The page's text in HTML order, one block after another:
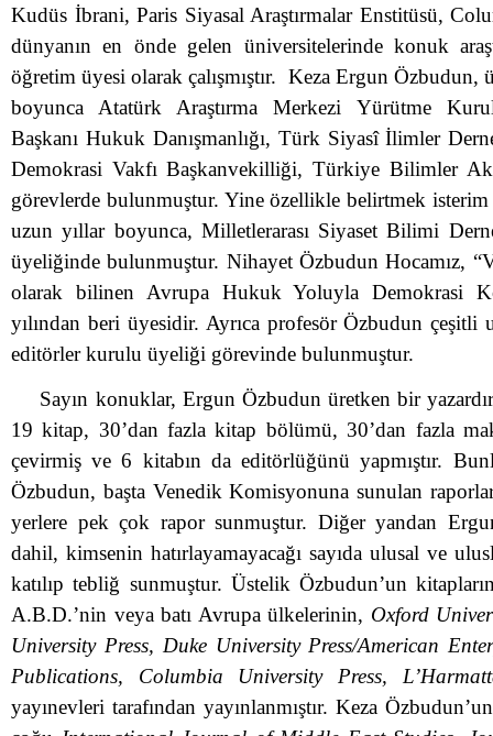
Kudüs İbrani, Paris Siyasal Araştırmalar Enstitüsü,
dünyanın en önde gelen üniversitelerinde konuk
öğretim üyesi olarak çalışmıştır. Keza Ergun Özbudun,
boyunca Atatürk Araştırma Merkezi Yürütme
Başkanı Hukuk Danışmanlığı, Türk Siyasî İlimler
Demokrasi Vakfı Başkanvekilliği, Türkiye Bilimler
görevlerde bulunmuştur. Yine özellikle belirtmek
uzun yıllar boyunca, Milletlerarası Siyaset Bilimi
üyeliğinde bulunmuştur. Nihayet Özbudun Hocamız,
olarak bilinen Avrupa Hukuk Yoluyla Demokrasi
yılından beri üyesidir. Ayrıca profesör Özbudun çeşitli
editörler kurulu üyeliği görevinde bulunmuştur.
Sayın konuklar, Ergun Özbudun üretken bir
19 kitap, 30’dan fazla kitap bölümü, 30’dan fazla
çevirmiş ve 6 kitabın da editörlüğünü yapmıştır.
Özbudun, başta Venedik Komisyonuna sunulan
yerlere pek çok rapor sunmuştur. Diğer yandan
dahil, kimsenin hatırlayamayacağı sayıda ulusal ve
katılıp tebliğ sunmuştur. Üstelik Özbudun’un
A.B.D.’nin veya batı Avrupa ülkelerinin, Oxford
University Press, Duke University Press/American
Publications, Columbia University Press,
yayınevleri tarafından yayınlanmıştır. Keza